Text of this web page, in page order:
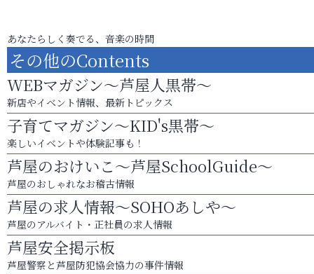
あなたらしく奏でる、音楽の時間
その他のContents
WEBマガジン～芦屋人黒帯～
新店やイベント情報、最新トピックス
子育てマガジン～KID's黒帯～
楽しいイベントや体験記事も！
芦屋のおけいこ～芦屋SchoolGuide～
芦屋のおしゃれなお稽古情報
芦屋の求人情報～SOHOあしや～
芦屋のアルバイト・正社員の求人情報
芦屋安全掲示板
芦屋警察と芦屋防犯協会協力の事件情報